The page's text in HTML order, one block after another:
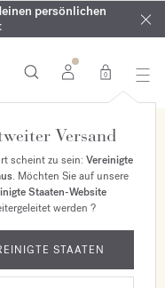
in Ihrer Bestellung*
und Körperöle bis zum
persönlichen
0
Versand
scheint zu sein: Vereinigte
. Möchten Sie auf unsere
Staaten-Website
werden ?
STAATEN